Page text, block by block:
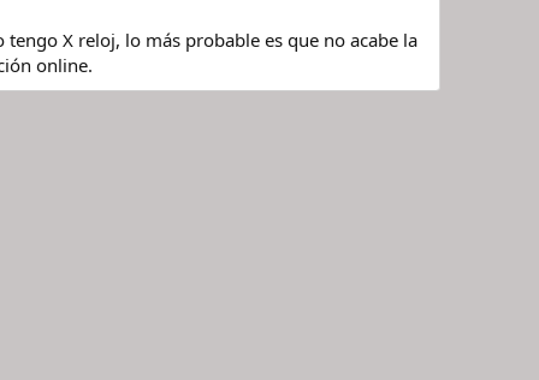
X reloj, lo más probable es que no acabe la
online.